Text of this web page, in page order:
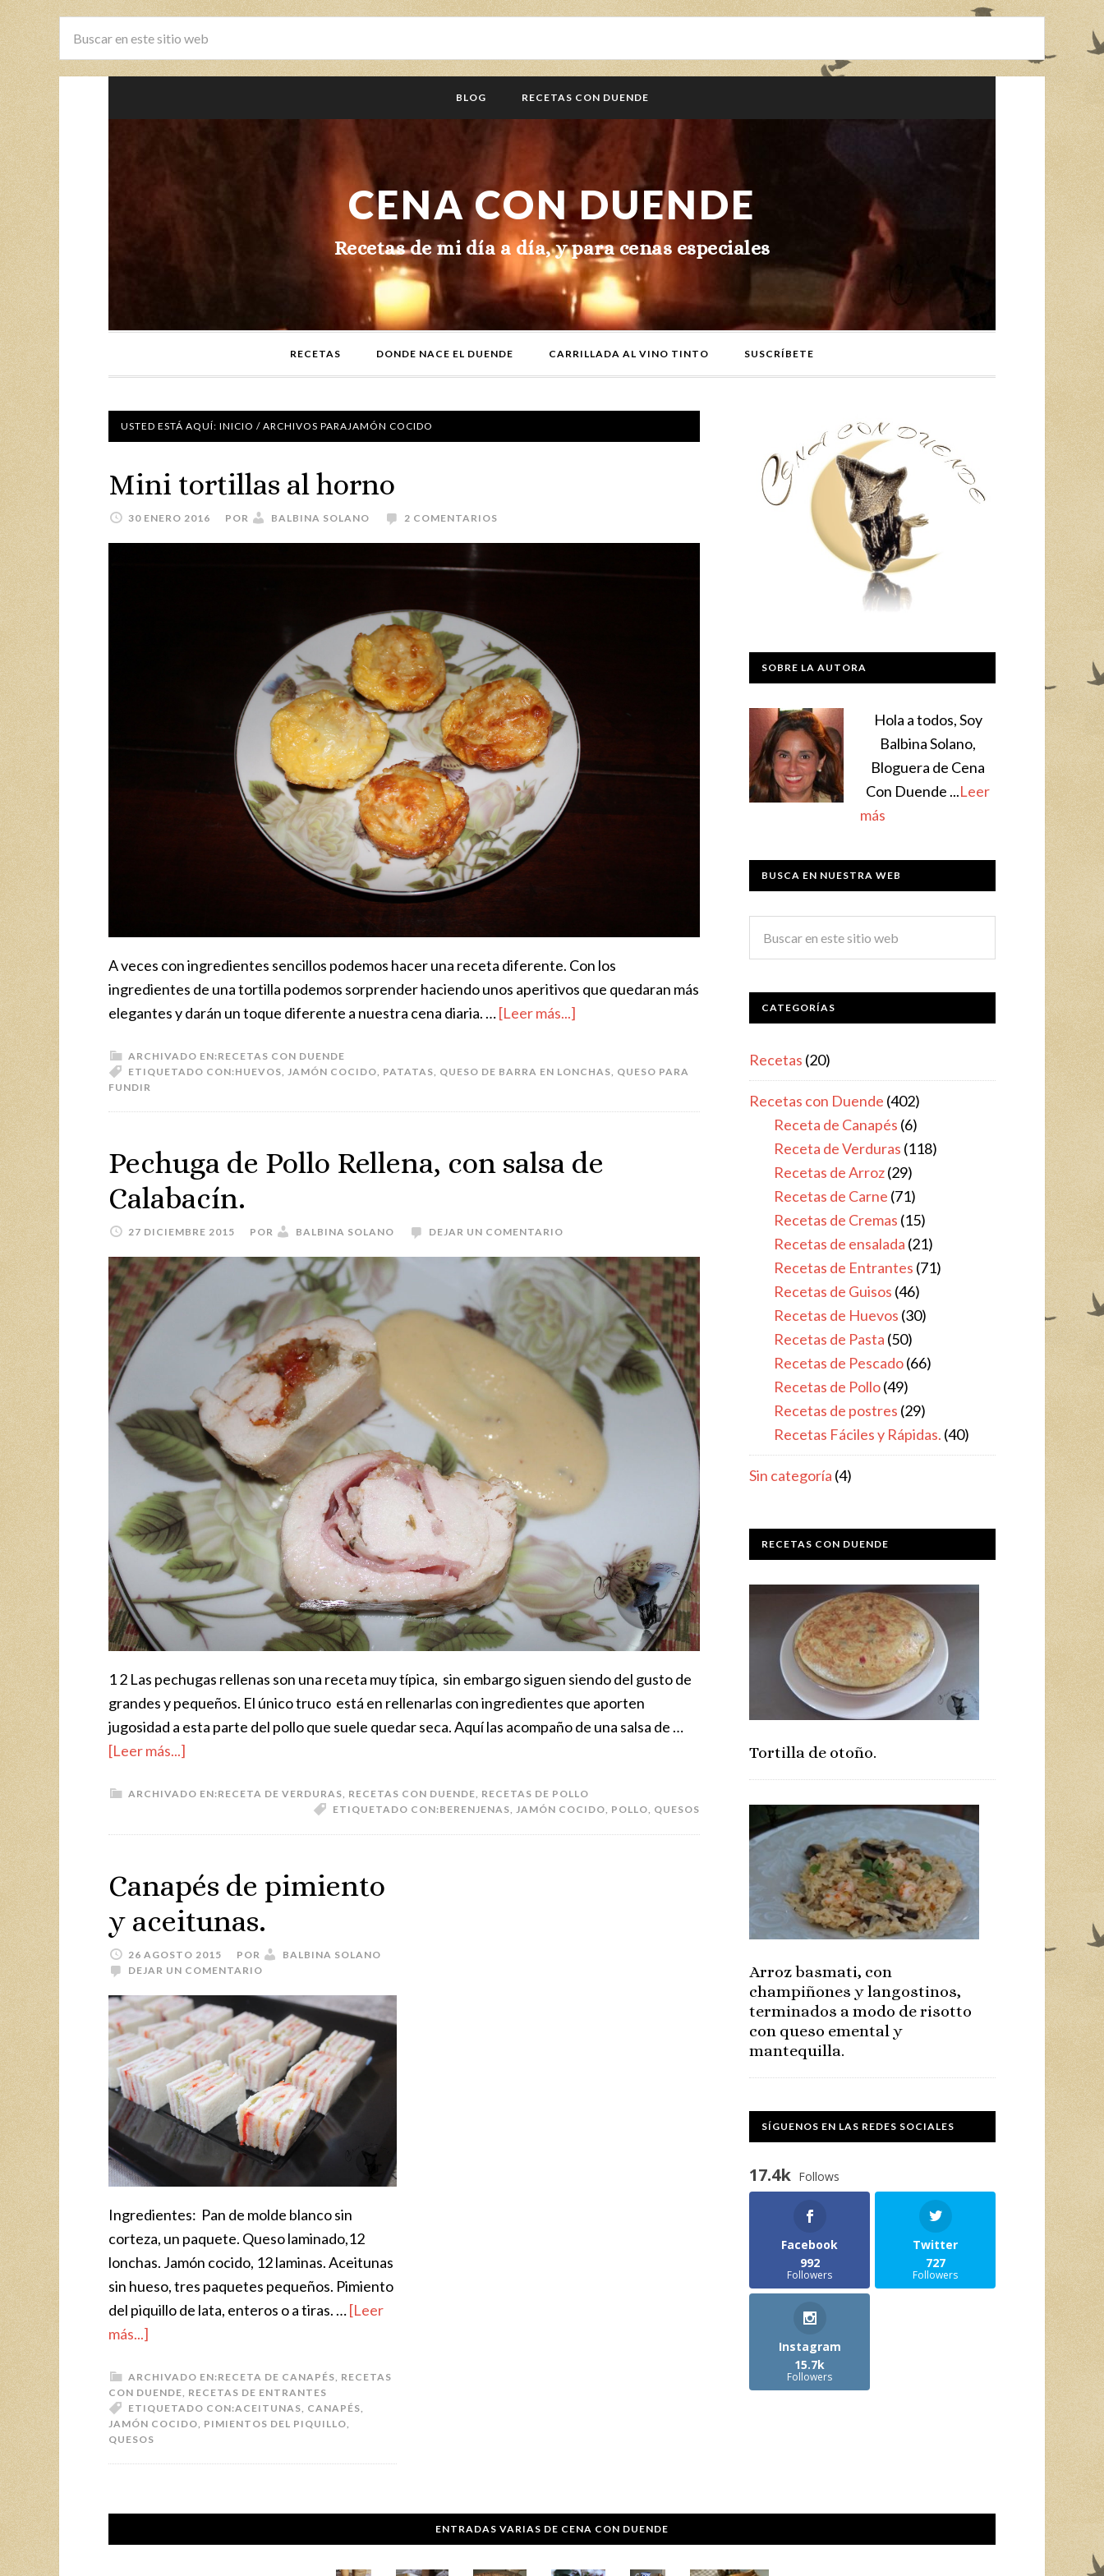
BLOG RECETAS CON DUENDE
CENA CON DUENDE
Recetas de mi día a día, y para cenas especiales
RECETAS DONDE NACE EL DUENDE CARRILLADA AL VINO TINTO SUSCRÍBETE
USTED ESTÁ AQUÍ: INICIO / ARCHIVOS PARAJAMÓN COCIDO
Mini tortillas al horno
30 ENERO 2016 POR BALBINA SOLANO 2 COMENTARIOS
A veces con ingredientes sencillos podemos hacer una receta diferente. Con los
ingredientes de una tortilla podemos sorprender haciendo unos aperitivos que quedaran más
elegantes y darán un toque diferente a nuestra cena diaria. …[Leer más...]
ARCHIVADO EN:RECETAS CON DUENDE
ETIQUETADO CON:HUEVOS JAMÓN COCIDO PATATAS QUESO DE BARRA EN LONCHAS QUESO PARA
FUNDIR
Pechuga de Pollo Rellena, con salsa de
Calabacín.
27 DICIEMBRE 2015 POR BALBINA SOLANO DEJAR UN COMENTARIO
1 2 Las pechugas rellenas son una receta muy típica, sin embargo siguen siendo del gusto de
grandes y pequeños. El único truco está en rellenarlas con ingredientes que aporten
jugosidad a esta parte del pollo que suele quedar seca. Aquí las acompaño de una salsa de …
[Leer más...]
ARCHIVADO EN:RECETA DE VERDURAS RECETAS CON DUENDE RECETAS DE POLLO
ETIQUETADO CON:BERENJENAS JAMÓN COCIDO POLLO QUESOS
Canapés de pimiento
y aceitunas.
26 AGOSTO 2015 POR
BALBINA SOLANO
DEJAR UN COMENTARIO
Ingredientes: Pan de molde blanco sin
corteza, un paquete. Queso laminado,12
lonchas. Jamón cocido, 12 laminas. Aceitunas
sin hueso, tres paquetes pequeños. Pimiento
del piquillo de lata, enteros o a tiras. …[Leer
más...]
ARCHIVADO EN:RECETA DE CANAPÉS, RECETAS
CON DUENDE, RECETAS DE ENTRANTES
ETIQUETADO CON:ACEITUNAS, CANAPÉS,
JAMÓN COCIDO, PIMIENTOS DEL PIQUILLO,
QUESOS
SOBRE LA AUTORA
Hola a todos, Soy
Balbina Solano,
Bloguera de Cena
Con Duende ...Leer
más
BUSCA EN NUESTRA WEB
CATEGORÍAS
Recetas (20)
Recetas con Duende (402)
Receta de Canapés (6)
Receta de Verduras (118)
Recetas de Arroz(29)
Recetas de Carne (71)
Recetas de Cremas (15)
Recetas de ensalada (21)
Recetas de Entrantes (71)
Recetas de Guisos (46)
Recetas de Huevos (30)
Recetas de Pasta (50)
Recetas de Pescado(66)
Recetas de Pollo(49)
Recetas de postres (29)
Recetas Fáciles y Rápidas. (40)
Sin categoría (4)
RECETAS CON DUENDE
Tortilla de otoño.
Arroz basmati, con
champiñones y langostinos,
terminados a modo de risotto
con queso emental y
mantequilla.
SÍGUENOS EN LAS REDES SOCIALES
17.4k Follows
Facebook
992
Followers
Twitter
727
Followers
Instagram
15.7k
Followers
ENTRADAS VARIAS DE CENA CON DUENDE